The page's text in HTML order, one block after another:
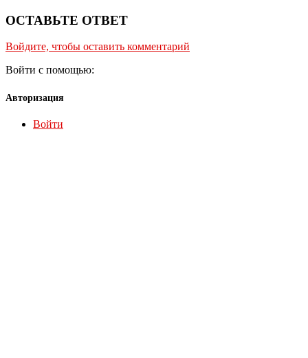
ОСТАВЬТЕ ОТВЕТ
Войдите, чтобы оставить комментарий
Войти с помощью:
Авторизация
Войти